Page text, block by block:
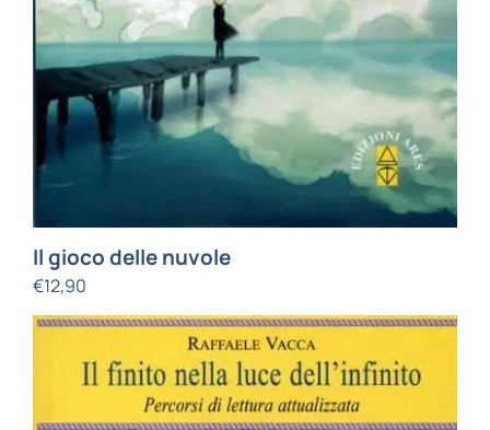
Il gioco delle nuvole
€12,90